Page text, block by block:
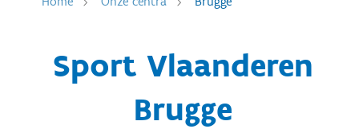
Sport Vlaanderen
Brugge